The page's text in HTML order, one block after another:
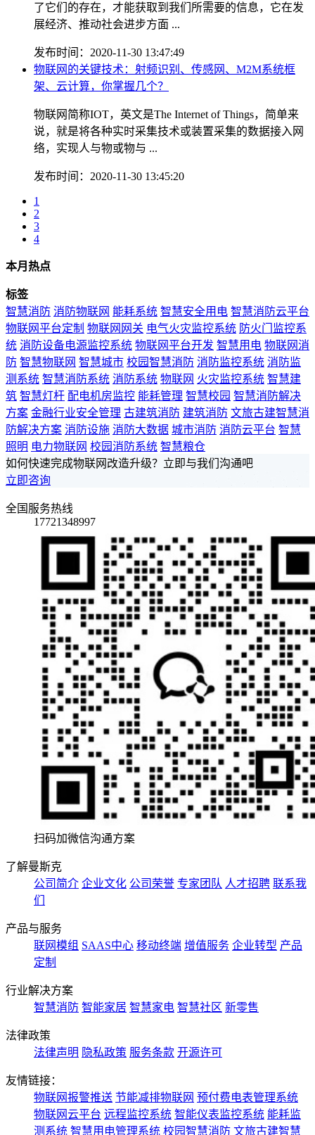
了它们的存在，才能获取到我们所需要的信息，它在发
展经济、推动社会进步方面 ...
发布时间：2020-11-30 13:47:49
物联网的关键技术：射频识别、传感网、M2M系统框
架、云计算，你掌握几个？
物联网简称IOT，英文是The Internet of Things，简单来
说，就是将各种实时采集技术或装置采集的数据接入网
络，实现人与物或物与 ...
发布时间：2020-11-30 13:45:20
1
2
3
4
本月热点
标签
智慧消防 消防物联网 能耗系统 智慧安全用电 智慧消防云平台
物联网平台定制 物联网网关 电气火灾监控系统 防火门监控系
统 消防设备电源监控系统 物联网平台开发 智慧用电 物联网消
防 智慧物联网 智慧城市 校园智慧消防 消防监控系统 消防监
测系统 智慧消防系统 消防系统 物联网 火灾监控系统 智慧建
筑 智慧灯杆 配电机房监控 能耗管理 智慧校园 智慧消防解决
方案 金融行业安全管理 古建筑消防 建筑消防 文旅古建智慧消
防解决方案 消防设施 消防大数据 城市消防 消防云平台 智慧
照明 电力物联网 校园消防系统 智慧粮仓
如何快速完成物联网改造升级？立即与我们沟通吧
立即咨询
全国服务热线
17721348997
扫码加微信沟通方案
了解曼斯克
公司简介 企业文化 公司荣誉 专家团队 人才招聘 联系我
们
产品与服务
联网模组 SAAS中心 移动终端 增值服务 企业转型 产品
定制
行业解决方案
智慧消防 智能家居 智慧家电 智慧社区 新零售
法律政策
法律声明 隐私政策 服务条款 开源许可
友情链接：
物联网报警推送 节能减排物联网 预付费电表管理系统
物联网云平台 远程监控系统 智能仪表监控系统 能耗监
测系统 智慧用电管理系统 校园智慧消防 文旅古建智慧